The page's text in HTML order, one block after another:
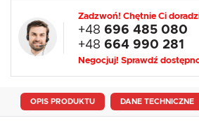
Zadzwoń! Chętnie Ci
+48 696 485 080
+48 664 990 281
Negocjuj! Sprawdź
OPIS PRODUKTU DANE TECHNICZNE